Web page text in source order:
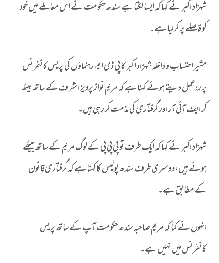
شہزاد اکبر نے کہا کہ ایسا لگتا ہے سندھ حکومت نے اس معاملے میں خود
کو فاصلے پر کر لیا ہے۔
مشیر احتساب و داخلہ شہزاد اکبر کا پی ڈی ایم رہنماؤں کی پریس کانفرنس
پر ردعمل دیتے ہوئے کہنا ہے کہ مریم نواز پرویز اشرف کے ساتھ بیٹھ
کر ایف آئی آر اور گرفتاری کی مذمت کر رہی ہیں۔
شہزاد اکبر نے کہا کہ ایک طرف تو پی پی پی کے لوگ مریم کے ساتھ بیٹھے
ہوئے ہیں، دوسری طرف سندھ پولیس کا کہنا ہے کہ گرفتاری قانون
کے مطابق ہے۔
انہوں نے کہا کہ مریم صاحبہ سندھ حکومت آپ کے ساتھ پریس
کانفرنس میں نہیں ہے۔